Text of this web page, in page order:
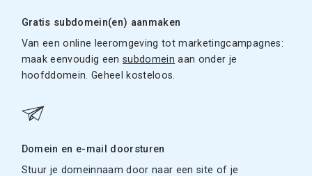
Gratis subdomein(en) aanmaken
Van een online leeromgeving tot marketingcampagnes:
maak eenvoudig eensubdomein aan onder je
hoofddomein. Geheel kosteloos.
Domein en e-mail doorsturen
Stuur je domeinnaam door naar een site of je